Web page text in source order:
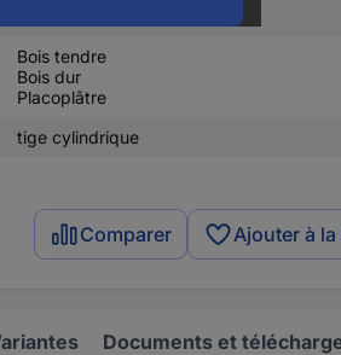
Bois tendre
Bois dur
Placoplâtre
tige cylindrique
Comparer Ajouter à
Documents et